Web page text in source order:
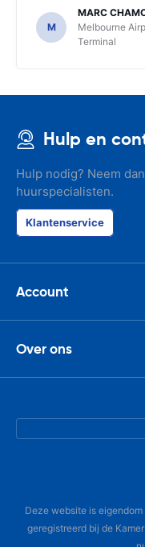
M
MARC
Melbourne
Terminal
Hulp en
Hulp nodig? Neem
huurspecialisten.
Klantenservice
Account
Over ons
Deze website is
geregistreerd bij de